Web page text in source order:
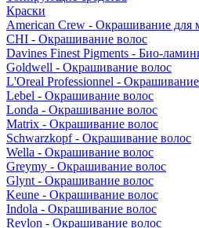
Краски
American Crew - Окрашивание для
CHI - Окрашивание волос
Davines Finest Pigments - Био-
Goldwell - Окрашивание волос
L'Oreal Professionnel -
Lebel - Окрашивание волос
Londa - Окрашивание волос
Matrix - Окрашивание волос
Schwarzkopf - Окрашивание волос
Wella - Окрашивание волос
Greymy - Окрашивание волос
Glynt - Окрашивание волос
Keune - Окрашивание волос
Indola - Окрашивание волос
Revlon - Окрашивание волос